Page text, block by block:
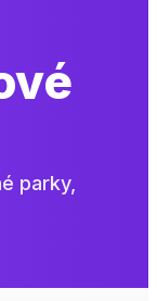
parky,